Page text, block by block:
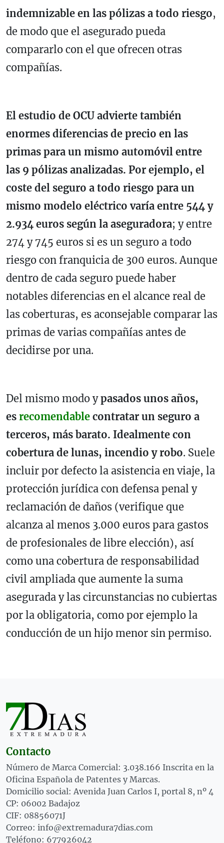
indemnizable en las pólizas a todo riesgo,
de modo que el asegurado pueda
compararlo con el que ofrecen otras
compañías.
El estudio de OCU advierte también
enormes diferencias de precio en las
primas para un mismo automóvil entre
las 9 pólizas analizadas. Por ejemplo, el
coste del seguro a todo riesgo para un
mismo modelo eléctrico varía entre 544 y
2.934 euros según la aseguradora; y entre
274 y 745 euros si es un seguro a todo
riesgo con franquicia de 300 euros. Aunque
dentro de cada seguro puede haber
notables diferencias en el alcance real de
las coberturas, es aconsejable comparar las
primas de varias compañías antes de
decidirse por una.
Del mismo modo ypasados unos años,
es recomendable contratar un seguro a
terceros, más barato. Idealmente con
cobertura de lunas, incendio y robo. Suele
incluir por defecto la asistencia en viaje, la
protección jurídica con defensa penal y
reclamación de daños (verifique que
alcanza al menos 3.000 euros para gastos
de profesionales de libre elección), así
como una cobertura de responsabilidad
civil ampliada que aumente la suma
asegurada y las circunstancias no cubiertas
por la obligatoria, como por ejemplo la
conducción de un hijo menor sin permiso.
Contacto
Número de Marca Comercial: 3.038.166 Inscrita en la
Oficina Española de Patentes y Marcas.
Domicilio social: Avenida Juan Carlos I, portal 8, nº 4
CP: 06002 Badajoz
CIF: 08856071J
Correo: info@extremadura7dias.com
Teléfono: 677926042